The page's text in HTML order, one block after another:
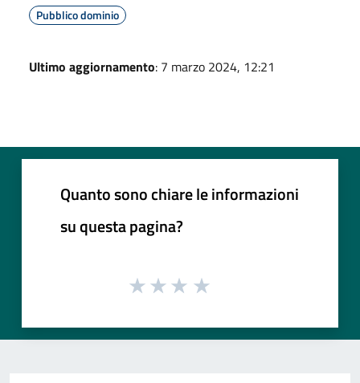
Pubblico dominio
Ultimo aggiornamento: 7 marzo 2024, 12:21
Quanto sono chiare le informazioni
su questa pagina?